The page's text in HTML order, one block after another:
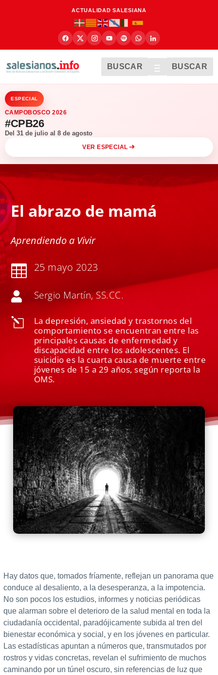
ACTUALIDAD SALESIANA
BUSCAR BUSCAR
ESPECIAL
CAMPOBOSCO 2026
#CPB26
Del 31 de julio al 8 de agosto
VER ESPECIAL
El abrazo de mamá
Aprendiendo a Vivir
 25 mayo 2023
 Sergio Martín, SS.CC.
l
La depresión, ansiedad y trastornos del
comportamiento se encuentran entre las
principales causas de enfermedad y
discapacidad entre los adolescentes. El
suicidio es la cuarta causa de muerte entre
jóvenes de 15 a 29 años, según reporta la
OMS.
Hay datos que, tomados fríamente, reflejan un panorama que
conduce al desaliento, a la desesperanza, a la impotencia.
No son pocos los estudios, informes y noticias periódicas
que alarman sobre el deterioro de la salud mental en toda la
ciudadanía occidental, paradójicamente subida al tren del
bienestar económica y social, y en los jóvenes en particular.
Las estadísticas apuntan a números que, transmutados por
rostros y vidas concretas, revelan el sufrimiento de muchos
caminando por un túnel oscuro, sin referencias de luz que